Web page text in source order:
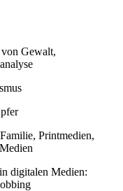
Gewalt,
Printmedien,
digitalen Medien: